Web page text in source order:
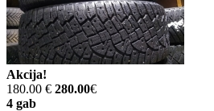
Akcija!
180.00 € 280.00€
4 gab